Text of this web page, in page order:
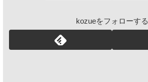
kozueをフォローする